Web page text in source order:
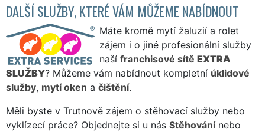
DALŠÍ SLUŽBY, KTERÉ VÁM MŮŽEME NABÍDNOUT
Máte kromě mytí žaluzií a rolet
zájem i o jiné profesionální služby
naší franchisové sítě EXTRA
SLUŽBY? Můžeme vám nabídnout kompletní úklidové
služby, mytí oken a čištění.
Měli byste v Trutnově zájem o stěhovací služby nebo
vyklízecí práce? Objednejte si u nás Stěhovánínebo